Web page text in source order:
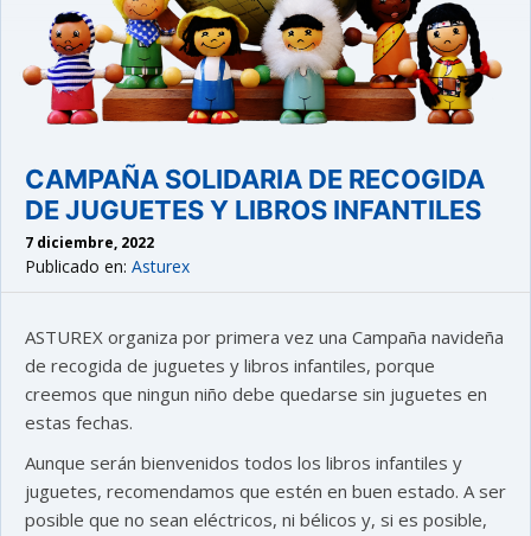
CAMPAÑA SOLIDARIA DE RECOGIDA
DE JUGUETES Y LIBROS INFANTILES
7 diciembre, 2022
Publicado en: Asturex
ASTUREX organiza por primera vez una Campaña navideña
de recogida de juguetes y libros infantiles, porque
creemos que ningun niño debe quedarse sin juguetes en
estas fechas.
Aunque serán bienvenidos todos los libros infantiles y
juguetes, recomendamos que estén en buen estado. A ser
posible que no sean eléctricos, ni bélicos y, si es posible,